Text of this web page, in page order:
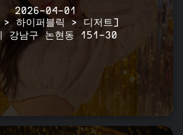
2026-04-01
> 하이퍼블릭 > 디저트]
강남구 논현동 151-30